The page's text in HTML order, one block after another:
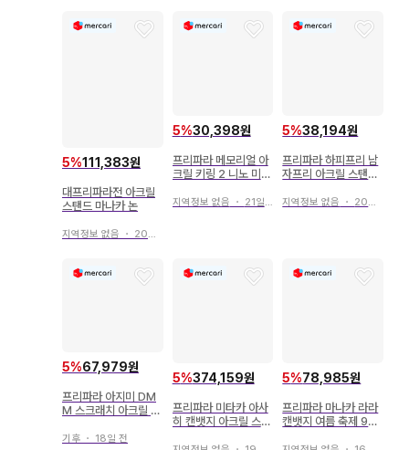
5%111,383원
대프리파라전 아크릴
스탠드 마나카 논
지역정보 없음 ・ 20일 전
5%30,398원
프리파라 메모리얼 아
크릴 키링 2 니노 미치
지역정보 없음 ・ 21일 전
5%38,194원
프리파라 하피프리 남
자프리 아크릴 스탠드
지역정보 없음 ・ 20일 전
5%67,979원
프리파라 아지미 DM
M 스크래치 아크릴 펜
기후 ・ 18일 전
5%374,159원
프리파라 미타카 아사
히 캔뱃지 아크릴 스탠
5%78,985원
프리파라 마나카 라라
캔뱃지 여름 축제 9종